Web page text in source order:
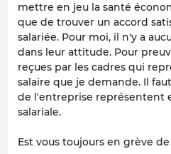
mettre en jeu la santé
que de trouver un accord
salariée. Pour moi, il n'y a
dans leur attitude. Pour
reçues par les cadres qui
salaire que je demande. Il
de l'entreprise représentent
salariale.
Est vous toujours en grève de